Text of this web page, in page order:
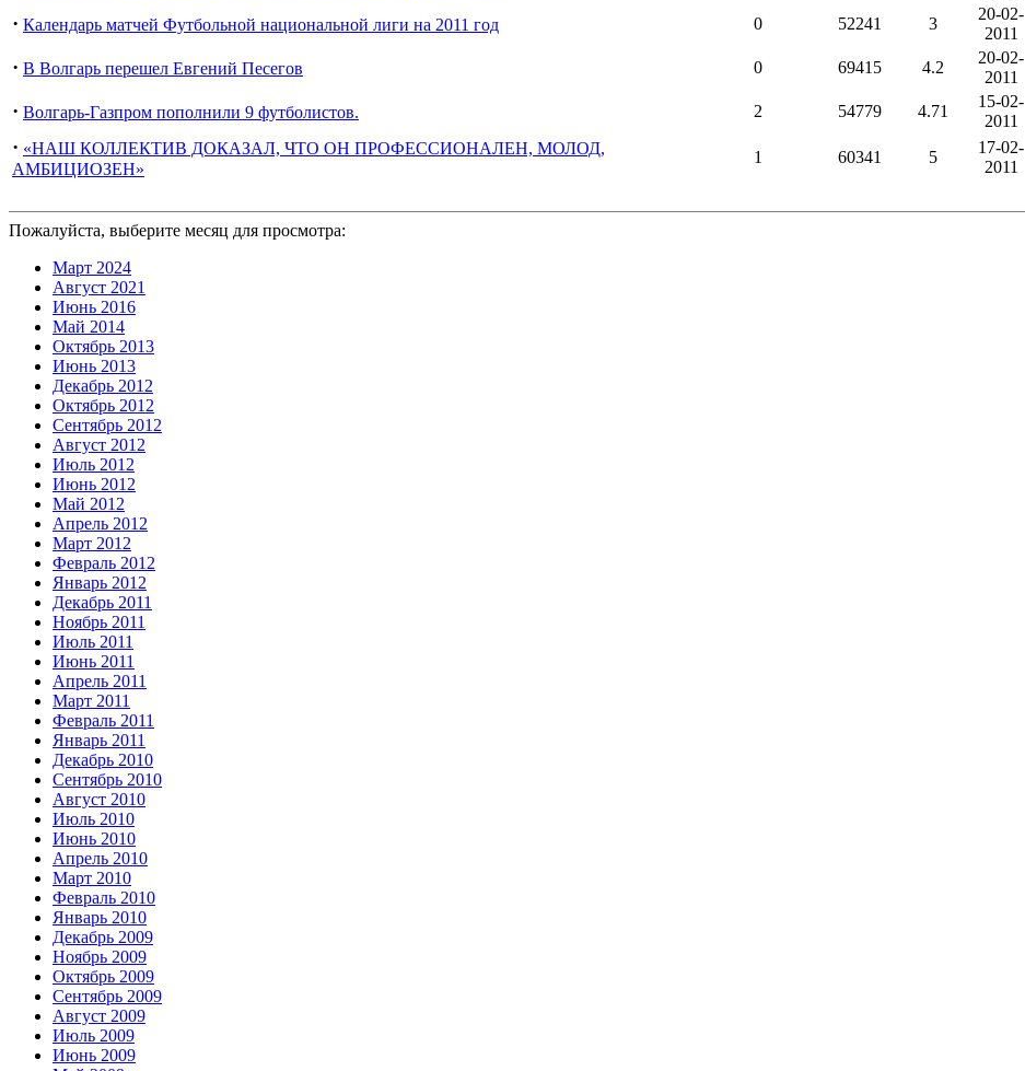
· Календарь матчей Футбольной национальной лиги на 2011 год 0 52241 3
20-02-
2011
· В Волгарь перешел Евгений Песегов 0 69415 4.2
20-02-
2011
· Волгарь-Газпром пополнили 9 футболистов. 2 54779 4.71
15-02-
2011
· «НАШ КОЛЛЕКТИВ ДОКАЗАЛ, ЧТО ОН ПРОФЕССИОНАЛЕН, МОЛОД,
АМБИЦИОЗЕН»
1 60341 5
17-02-
2011
Пожалуйста, выберите месяц для просмотра:
Март 2024
Август 2021
Июнь 2016
Май 2014
Октябрь 2013
Июнь 2013
Декабрь 2012
Октябрь 2012
Сентябрь 2012
Август 2012
Июль 2012
Июнь 2012
Май 2012
Апрель 2012
Март 2012
Февраль 2012
Январь 2012
Декабрь 2011
Ноябрь 2011
Июль 2011
Июнь 2011
Апрель 2011
Март 2011
Февраль 2011
Январь 2011
Декабрь 2010
Сентябрь 2010
Август 2010
Июль 2010
Июнь 2010
Апрель 2010
Март 2010
Февраль 2010
Январь 2010
Декабрь 2009
Ноябрь 2009
Октябрь 2009
Сентябрь 2009
Август 2009
Июль 2009
Июнь 2009